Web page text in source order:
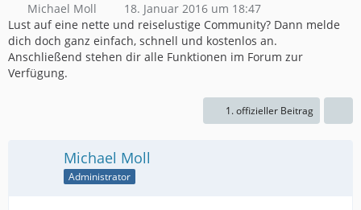
Michael Moll
18. Januar 2016 um 18:47
Lust auf eine nette und reiselustige Community? Dann melde
dich doch ganz einfach, schnell und kostenlos an.
Anschließend stehen dir alle Funktionen im Forum zur
Verfügung.
1. offizieller Beitrag
Michael Moll
Administrator